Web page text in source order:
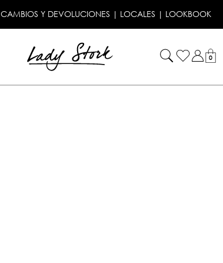
CAMBIOS Y DEVOLUCIONES | LOCALES | LOOKBOOK
0